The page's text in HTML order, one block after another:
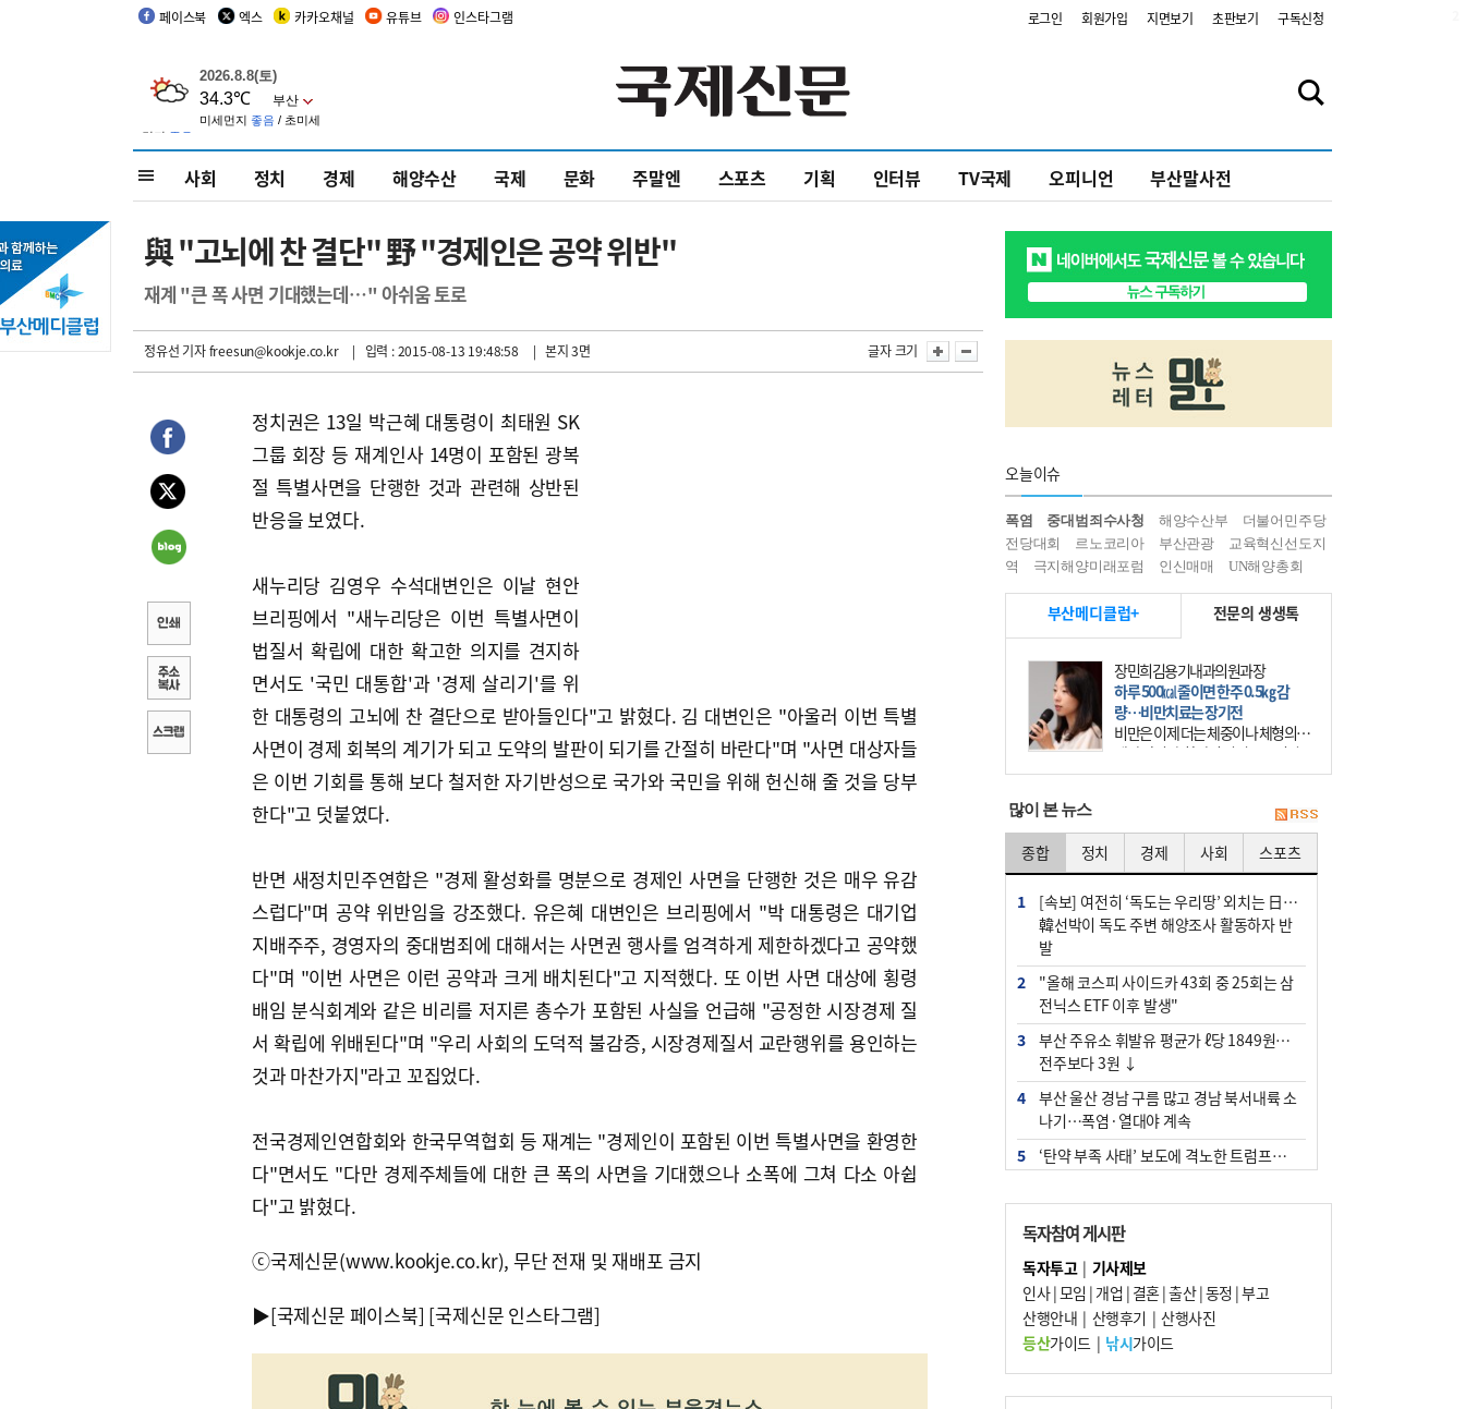
페이스북 엑스 카카오채널 유튜브 인스타그램 로그인 회원가입 지면보기 초판보기 구독신청
사회 정치 경제 해양수산 국제 문화 주말엔 스포츠 기획 인터뷰 TV국제 오피니언 부산말사전
與 "고뇌에 찬 결단" 野 "경제인은 공약 위반"
재계 "큰 폭 사면 기대했는데…" 아쉬움 토로
정유선 기자freesun@kookje.co.kr | 입력 : 2015-08-13 19:48:58 | 본지 3면 글자 크기
정치권은 13일 박근혜 대통령이 최태원 SK
그룹 회장 등 재계인사 14명이 포함된 광복
절 특별사면을 단행한 것과 관련해 상반된
반응을 보였다.
새누리당 김영우 수석대변인은 이날 현안
브리핑에서 "새누리당은 이번 특별사면이
법질서 확립에 대한 확고한 의지를 견지하
면서도 '국민 대통합'과 '경제 살리기'를 위
한 대통령의 고뇌에 찬 결단으로 받아들인다"고 밝혔다. 김 대변인은 "아울러 이번 특별
사면이 경제 회복의 계기가 되고 도약의 발판이 되기를 간절히 바란다"며 "사면 대상자들
은 이번 기회를 통해 보다 철저한 자기반성으로 국가와 국민을 위해 헌신해 줄 것을 당부
한다"고 덧붙였다.
반면 새정치민주연합은 "경제 활성화를 명분으로 경제인 사면을 단행한 것은 매우 유감
스럽다"며 공약 위반임을 강조했다. 유은혜 대변인은 브리핑에서 "박 대통령은 대기업
지배주주, 경영자의 중대범죄에 대해서는 사면권 행사를 엄격하게 제한하겠다고 공약했
다"며 "이번 사면은 이런 공약과 크게 배치된다"고 지적했다. 또 이번 사면 대상에 횡령
배임 분식회계와 같은 비리를 저지른 총수가 포함된 사실을 언급해 "공정한 시장경제 질
서 확립에 위배된다"며 "우리 사회의 도덕적 불감증, 시장경제질서 교란행위를 용인하는
것과 마찬가지"라고 꼬집었다.
전국경제인연합회와 한국무역협회 등 재계는 "경제인이 포함된 이번 특별사면을 환영한
다"면서도 "다만 경제주체들에 대한 큰 폭의 사면을 기대했으나 소폭에 그쳐 다소 아쉽
다"고 밝혔다.
ⓒ국제신문(www.kookje.co.kr), 무단 전재 및 재배포 금지
▶[국제신문 페이스북] [국제신문 인스타그램]
오늘이슈
폭염 중대범죄수사청 해양수산부
더불어민주당
전당대회
르노코리아 부산관광
교육혁신선도지
역
극지해양미래포럼 인신매매 UN해양총회
부산메디클럽+ 전문의 생생톡
장민희김용기내과의원과장
하루 500㎉ 줄이면 한주 0.5㎏ 감
량…비만치료는 장기전
비만은 이제 더는 체중이나 체형의 문
제가 아니다. 하나의 질병으로 인지
하고 치료와 관리를 해야 한다. 세계
많이 본 뉴스
종합 정치 경제 사회 스포츠
1
[속보] 여전히 ‘독도는 우리땅’ 외치는 日…
韓선박이 독도 주변 해양조사 활동하자 반
발
2
"올해 코스피 사이드카 43회 중 25회는 삼
전닉스 ETF 이후 발생"
3
부산 주유소 휘발유 평균가 ℓ당 1849원…
전주보다 3원 ↓
4
부산 울산 경남 구름 많고 경남 북서내륙 소
나기…폭염·열대야 계속
5
‘탄약 부족 사태’ 보도에 격노한 트럼프…
물선 적발
7
[2026 부산청소년극지체험탐험대 현장르
포] 2회 : 하늘에서 만난 얼음의 나라
8
입추 지났지만 푹푹 찐다…온열질환자 10
년 만에 3배
독자참여 게시판
독자투고| 기사제보
인사|모임 | 개업 | 결혼|출산|동정 |부고
산행안내 | 산행후기 | 산행사진
등산가이드| 낚시가이드